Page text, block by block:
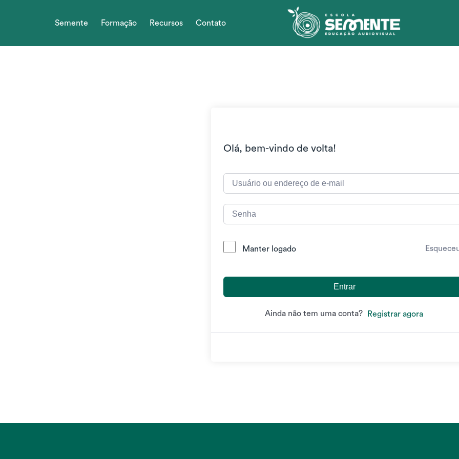
Semente Formação Recursos Contato
Olá, bem-vindo de volta!
Manter logado
Entrar
Ainda não tem uma conta? Registrar agora